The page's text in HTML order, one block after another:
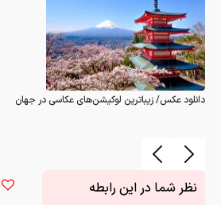
دانلود عکس/ زیباترین لوکیشن‌های عکاسی در جهان
نظر شما در این رابطه